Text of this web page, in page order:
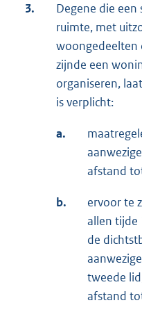
3.
Degene die
ruimte, met
woongedeelten
zijnde een
organiseren,
is verplicht:
a.
afstand
b.
ervoor te
allen tijde
de
tweede
afstand